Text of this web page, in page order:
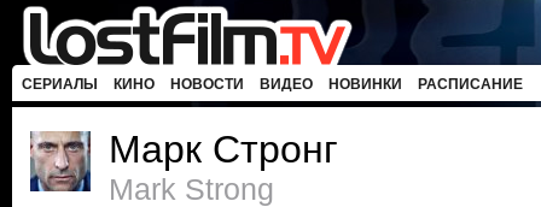
СЕРИАЛЫ КИНО НОВОСТИ ВИДЕО НОВИНКИ РАСПИСАНИЕ
Марк Стронг
Mark Strong